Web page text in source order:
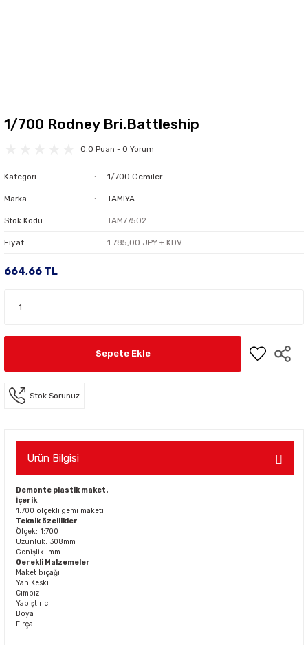
1/700 Rodney Bri.Battleship
0.0 Puan - 0 Yorum
Kategori 1/700 Gemiler
Marka TAMIYA
Stok Kodu TAM77502
Fiyat 1.785,00 JPY + KDV
664,66 TL
Sepete Ekle
Stok Sorunuz
Ürün Bilgisi
Demonte plastik maket.
İçerik
1:700 ölçekli gemi maketi
Teknik özellikler
Ölçek: 1:700
Uzunluk: 308mm
Genişlik: mm
Gerekli Malzemeler
Maket bıçağı
Yan Keski
Cımbız
Yapıştırıcı
Boya
Fırça